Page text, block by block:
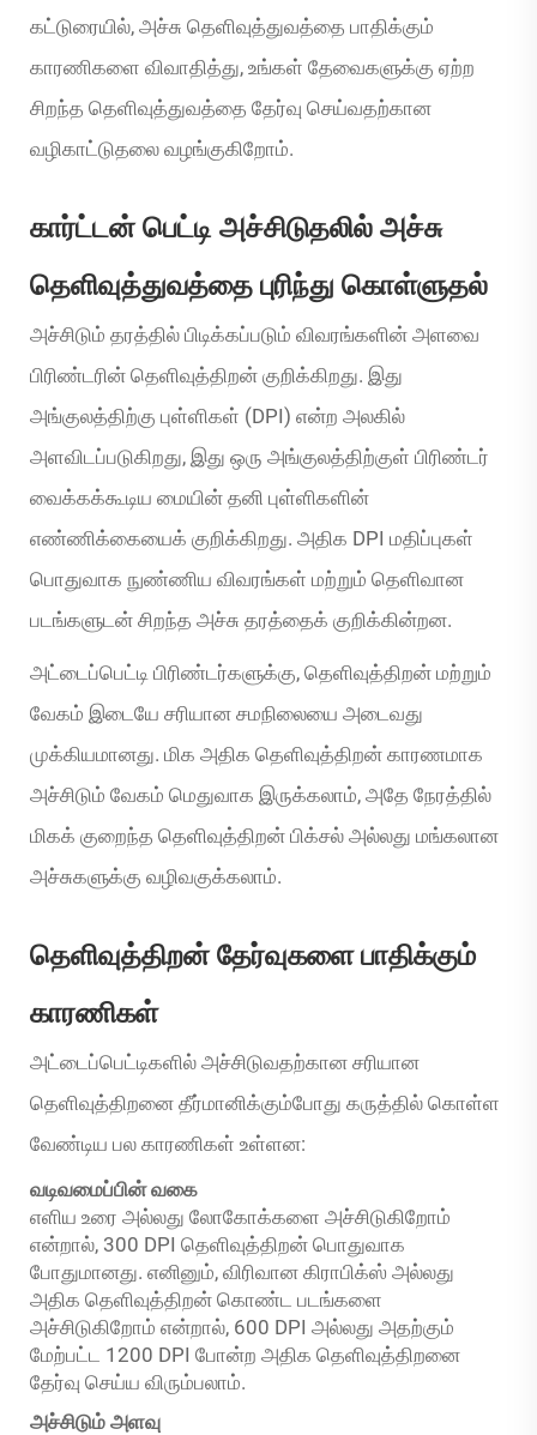
கட்டுரையில், அச்சு தெளிவுத்துவத்தை பாதிக்கும்
காரணிகளை விவாதித்து, உங்கள் தேவைகளுக்கு ஏற்ற
சிறந்த தெளிவுத்துவத்தை தேர்வு செய்வதற்கான
வழிகாட்டுதலை வழங்குகிறோம்.
கார்ட்டன் பெட்டி அச்சிடுதலில் அச்சு
தெளிவுத்துவத்தை புரிந்து கொள்ளுதல்
அச்சிடும் தரத்தில் பிடிக்கப்படும் விவரங்களின் அளவை
பிரிண்டரின் தெளிவுத்திறன் குறிக்கிறது. இது
அங்குலத்திற்கு புள்ளிகள் (DPI) என்ற அலகில்
அளவிடப்படுகிறது, இது ஒரு அங்குலத்திற்குள் பிரிண்டர்
வைக்கக்கூடிய மையின் தனி புள்ளிகளின்
எண்ணிக்கையைக் குறிக்கிறது. அதிக DPI மதிப்புகள்
பொதுவாக நுண்ணிய விவரங்கள் மற்றும் தெளிவான
படங்களுடன் சிறந்த அச்சு தரத்தைக் குறிக்கின்றன.
அட்டைப்பெட்டி பிரிண்டர்களுக்கு, தெளிவுத்திறன் மற்றும்
வேகம் இடையே சரியான சமநிலையை அடைவது
முக்கியமானது. மிக அதிக தெளிவுத்திறன் காரணமாக
அச்சிடும் வேகம் மெதுவாக இருக்கலாம், அதே நேரத்தில்
மிகக் குறைந்த தெளிவுத்திறன் பிக்சல் அல்லது மங்கலான
அச்சுகளுக்கு வழிவகுக்கலாம்.
தெளிவுத்திறன் தேர்வுகளை பாதிக்கும்
காரணிகள்
அட்டைப்பெட்டிகளில் அச்சிடுவதற்கான சரியான
தெளிவுத்திறனை தீர்மானிக்கும்போது கருத்தில் கொள்ள
வேண்டிய பல காரணிகள் உள்ளன:
வடிவமைப்பின் வகை
எளிய உரை அல்லது லோகோக்களை அச்சிடுகிறோம்
என்றால், 300 DPI தெளிவுத்திறன் பொதுவாக
போதுமானது. எனினும், விரிவான கிராபிக்ஸ் அல்லது
அதிக தெளிவுத்திறன் கொண்ட படங்களை
அச்சிடுகிறோம் என்றால், 600 DPI அல்லது அதற்கும்
மேற்பட்ட 1200 DPI போன்ற அதிக தெளிவுத்திறனை
தேர்வு செய்ய விரும்பலாம்.
அச்சிடும் அளவு